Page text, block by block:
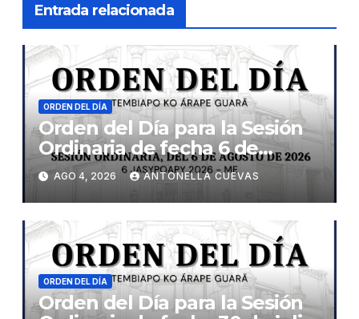
Entrada relacionada
ORDEN DEL DÍA
Orden del Día para la Sesión
Ordinaria de fecha 6 de
agosto de 2026
AGO 4, 2026 ANTONELLA CUEVAS
ORDEN DEL DÍA
Orden del Día para la Sesión